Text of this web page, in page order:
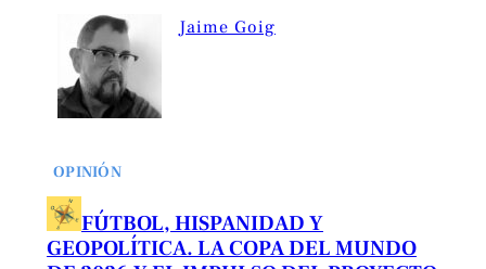
Jaime Goig
OPINIÓN
FÚTBOL, HISPANIDAD Y
GEOPOLÍTICA. LA COPA DEL MUNDO